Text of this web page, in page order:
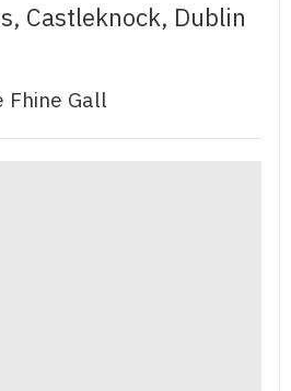
Castleknock, Dublin
Fhine Gall